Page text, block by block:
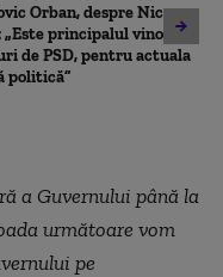
Orban, despre Nicușor
„Este principalul vinovat,
de PSD, pentru actuala
politică”
a Guvernului până la
următoare vom
pe